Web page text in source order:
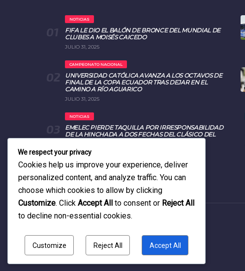
NOTICIAS
FIFA LE DIO EL BALÓN DE BRONCE DEL MUNDIAL DE
CLUBES A MOISÉS CAICEDO
JULIO 31, 2025
CAMPEONATO NACIONAL
UNIVERSIDAD CATÓLICA AVANZA A LOS OCTAVOS DE
FINAL DE LA COPA ECUADOR TRAS DEJAR EN EL
CAMINO A RÍO AGUARICO
JULIO 31, 2025
NOTICIAS
EMELEC PIERDE TAQUILLA POR IRRESPONSABILIDAD
DE LA HINCHADA A DOS FECHAS DEL CLÁSICO DEL
AGOSTO 26, 2025
RESERVADOS
We respect your privacy
Cookies help us improve your experience, deliver
personalized content, and analyze traffic. You can
choose which cookies to allow by clicking
Customize. Click Accept All to consent or Reject All
to decline non-essential cookies.
Customize Reject All Accept All